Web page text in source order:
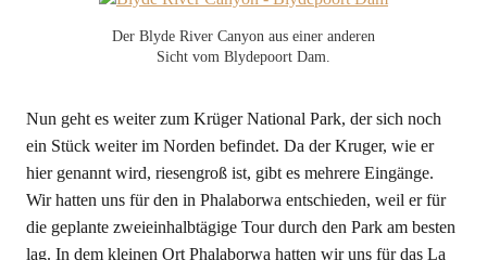
Der Blyde River Canyon aus einer anderen
Sicht vom Blydepoort Dam.
Nun geht es weiter zum Krüger National Park, der sich noch
ein Stück weiter im Norden befindet. Da der Kruger, wie er
hier genannt wird, riesengroß ist, gibt es mehrere Eingänge.
Wir hatten uns für den in Phalaborwa entschieden, weil er für
die geplante zweieinhalbtägige Tour durch den Park am besten
lag. In dem kleinen Ort Phalaborwa hatten wir uns für das La